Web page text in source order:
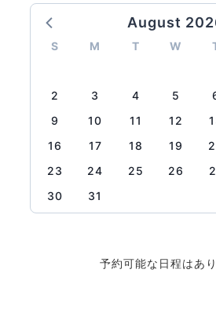
August
S M T W
2
3 4 5
9
10 11 12
16
17 18 19
23
24 25 26
30
31
予約可能な日程はあ